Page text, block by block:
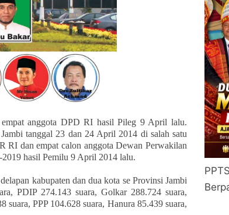
anggota DPD RI hasil Pileg 9 April lalu.
tanggal 23 dan 24 April 2014 di salah satu
RI dan empat calon anggota Dewan Perwakilan
hasil Pemilu 9 April 2014 lalu.
kabupaten dan dua kota se Provinsi Jambi
PDIP 274.143 suara, Golkar 288.724 suara,
PPP 104.628 suara, Hanura 85.439 suara,